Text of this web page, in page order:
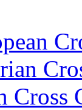
Cross